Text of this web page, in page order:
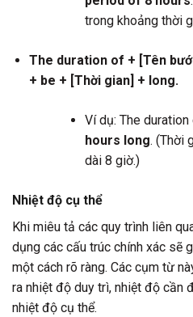
trong khoảng thời
The duration of + [Tên
+ be + [Thời gian] + long.
Ví dụ: The
hours long. (Thời
dài 8 giờ.)
Nhiệt độ cụ thể
Khi miêu tả các quy trình liên
dụng các cấu trúc chính xác sẽ
một cách rõ ràng. Các cụm từ
ra nhiệt độ duy trì, nhiệt độ cần
nhiệt độ cụ thể.